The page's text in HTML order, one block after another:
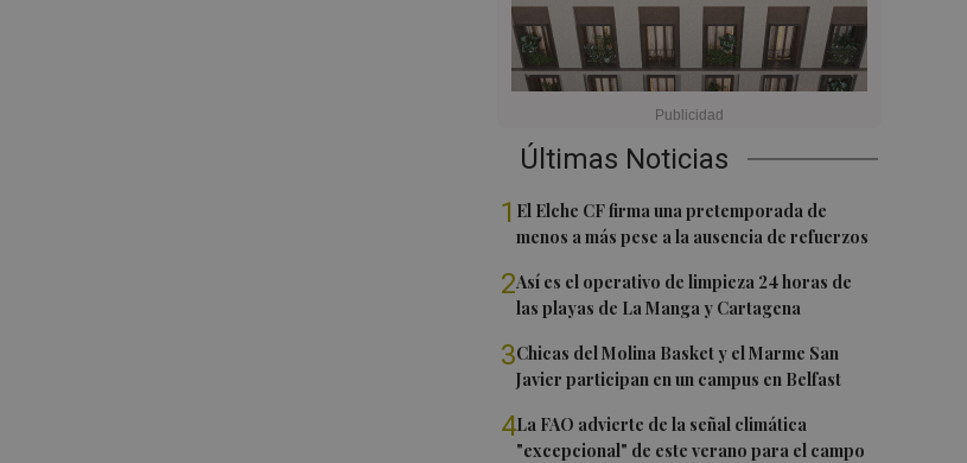
Últimas Noticias
1 El Elche CF firma una pretemporada de
menos a más pese a la ausencia de refuerzos
2Así es el operativo de limpieza 24 horas de
las playas de La Manga y Cartagena
3Chicas del Molina Basket y el Marme San
Javier participan en un campus en Belfast
4La FAO advierte de la señal climática
"excepcional" de este verano para el campo